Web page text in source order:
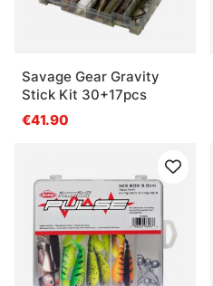
Savage Gear Gravity
Stick Kit 30+17pcs
€41.90